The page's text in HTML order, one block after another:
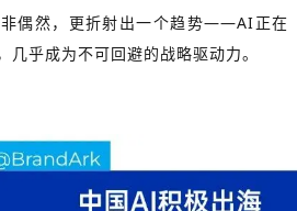
偶然，更折射出一个趋势——AI正在
乎成为不可回避的战略驱动力。